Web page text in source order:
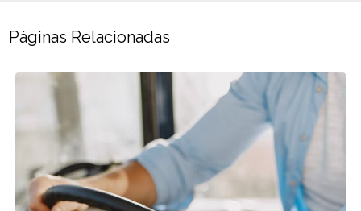
Páginas Relacionadas